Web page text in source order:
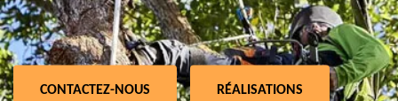
CONTACTEZ-NOUS RÉALISATIONS